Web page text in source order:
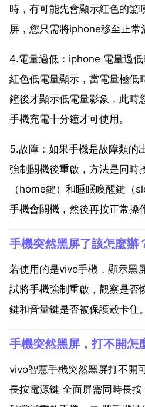
時，有可能先會顯示紅色的驚
屏，您只需將iphone移至正常
4.電量過低：iphone 電量過
紅色低電量顯示，當電量極低
鐘後才顯示低電量影象，此時
手機充電十分鐘才可使用。
5.故障：如果手機是故障類的
強制關機後重啟，方法是同時
（home鍵）和睡眠喚醒鍵（
手機會關機，然後再按正常操
若使用的是vivo手機，顯示黑
試將手機強制重啟，觀察是否
鍵和音量鍵是否被保護殼卡住
上。2017年9月後上市機型
及之後機型 同時按住 電源鍵
vivo智慧手機突然黑屏打不開
長按電源鍵 全面屏需同時長